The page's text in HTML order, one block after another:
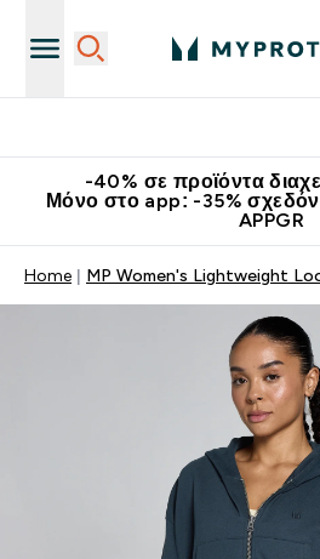
-40% σε προϊόντα
Μόνο στο app: -35%
APPGR
Home MP Women's Lightweight